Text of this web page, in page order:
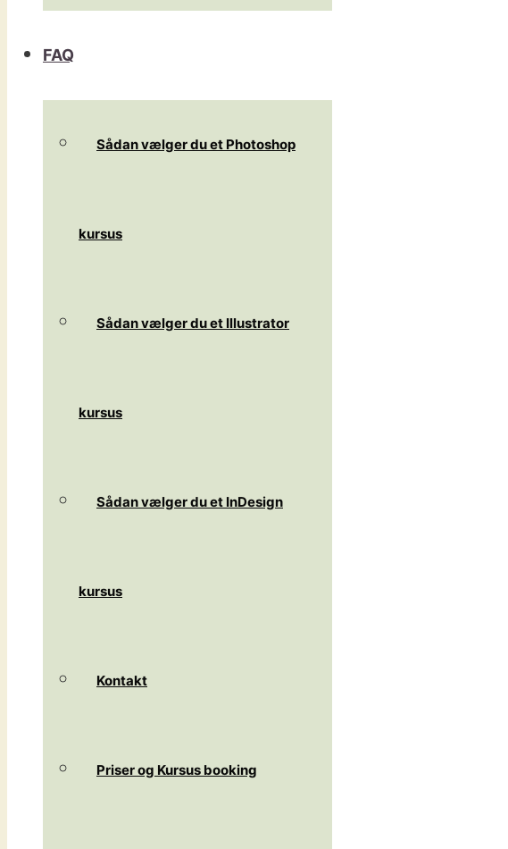
FAQ
Sådan vælger du et Photoshop
kursus
Sådan vælger du et Illustrator
kursus
Sådan vælger du et InDesign
kursus
Kontakt
Priser og Kursus booking